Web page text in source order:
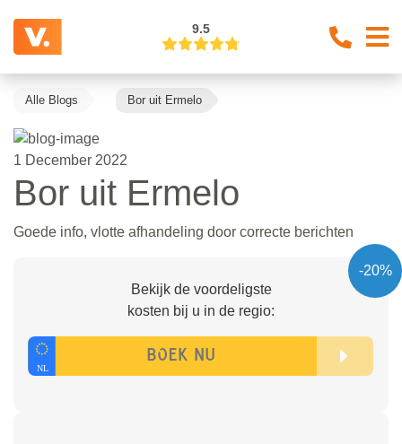
9.5
Alle Blogs Bor uit Ermelo
1 December 2022
Bor uit Ermelo
Goede info, vlotte afhandeling door correcte berichten
-20%
Bekijk de voordeligste
kosten bij u in de regio: